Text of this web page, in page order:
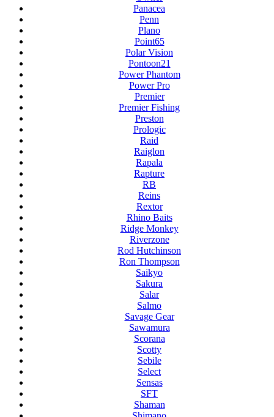
Panacea
Penn
Plano
Point65
Polar Vision
Pontoon21
Power Phantom
Power Pro
Premier
Premier Fishing
Preston
Prologic
Raid
Raiglon
Rapala
Rapture
RB
Reins
Rextor
Rhino Baits
Ridge Monkey
Riverzone
Rod Hutchinson
Ron Thompson
Saikyo
Sakura
Salar
Salmo
Savage Gear
Sawamura
Scorana
Scotty
Sebile
Select
Sensas
SFT
Shaman